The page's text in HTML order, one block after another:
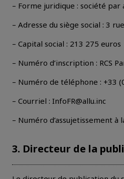
– Forme juridique : société par
– Adresse du siège social : 3
– Capital social : 213 275 euros
– Numéro d’inscription : RCS
– Numéro de téléphone : +33
– Courriel : InfoFR@allu.inc
– Numéro d’assujetissement à
3. Directeur de la